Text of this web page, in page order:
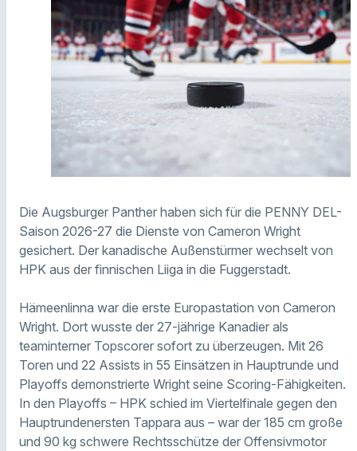
Die Augsburger Panther haben sich für die PENNY DEL-
Saison 2026-27 die Dienste von Cameron Wright
gesichert. Der kanadische Außenstürmer wechselt von
HPK aus der finnischen Liiga in die Fuggerstadt.
Hämeenlinna war die erste Europastation von Cameron
Wright. Dort wusste der 27-jährige Kanadier als
teaminterner Topscorer sofort zu überzeugen. Mit 26
Toren und 22 Assists in 55 Einsätzen in Hauptrunde und
Playoffs demonstrierte Wright seine Scoring-Fähigkeiten.
In den Playoffs – HPK schied im Viertelfinale gegen den
Hauptrundenersten Tappara aus – war der 185 cm große
und 90 kg schwere Rechtsschütze der Offensivmotor